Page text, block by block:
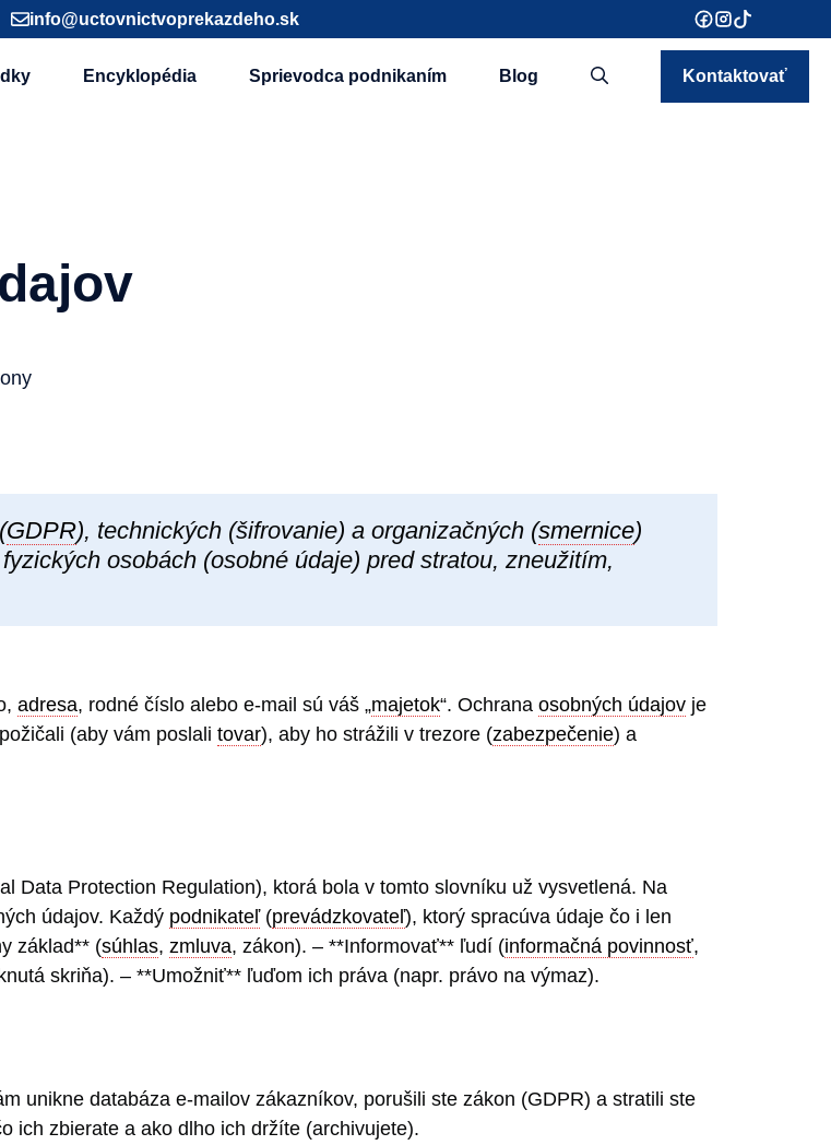
info@uctovnictvoprekazdeho.sk
Encyklopédia Sprievodca podnikaním Blog Kontaktovať
GDPR), technických (šifrovanie) a organizačných (smernice)
osobách (osobné údaje) pred stratou, zneužitím,
adresa, rodné číslo alebo e-mail sú váš „majetok“. Ochrana osobných údajov je
(aby vám poslali tovar), aby ho strážili v trezore (zabezpečenie) a
Data Protection Regulation), ktorá bola v tomto slovníku už vysvetlená. Na
údajov. Každý podnikateľ(prevádzkovateľ), ktorý spracúva údaje čo i len
základ** (súhlas, zmluva, zákon). – **Informovať** ľudí (informačná povinnosť,
skriňa). – **Umožniť** ľuďom ich práva (napr. právo na výmaz).
unikne databáza e-mailov zákazníkov, porušili ste zákon (GDPR) a stratili ste
ich zbierate a ako dlho ich držíte (archivujete).